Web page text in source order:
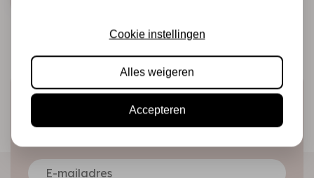
Schrijf je in voor de nieuwsbrief
Ontvang als eerste onze actie en nieuwe producten
Cookie instellingen
Alles weigeren
Accepteren